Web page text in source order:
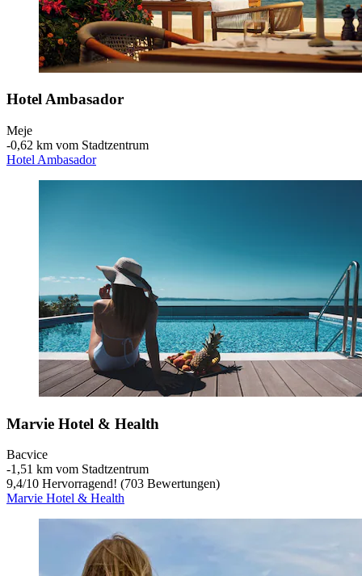
Hotel Ambasador
Meje
‐0,62 km vom Stadtzentrum
Hotel Ambasador
Marvie Hotel & Health
Bacvice
‐1,51 km vom Stadtzentrum
9,4/10 Hervorragend! (703 Bewertungen)
Marvie Hotel & Health